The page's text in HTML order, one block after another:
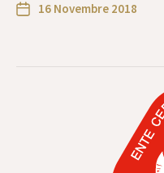
16 Novembre 2018